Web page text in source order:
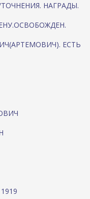
НАГРАДЫ.
ЕСТЬ